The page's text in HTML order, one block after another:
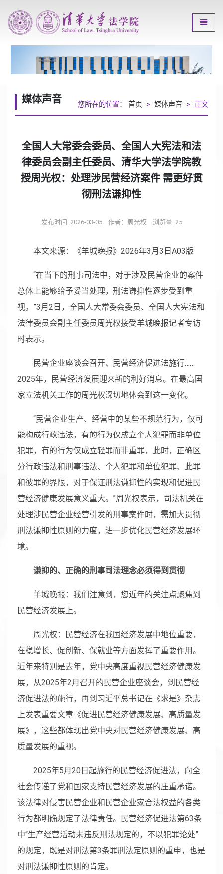
媒体声音 您所在的位置： 首页 > 媒体声音 > 正文
全国人大常委会委员、全国人大宪法和法
律委员会副主任委员、清华大学法学院教
授周光权：处理涉民营经济案件 需更好贯
彻刑法谦抑性
发布时间: 2026-03-05 作者：周光权 浏览量: 25
本文来源：《羊城晚报》2026年3月3日A03版
“在当下的刑事司法中，对于涉及民营企业的案件
总体上能够给予妥当处理，刑法谦抑性逐步受到重
视。”3月2日，全国人大常委会委员、全国人大宪法和
法律委员会副主任委员周光权接受羊城晚报记者专访
时表示。
民营企业座谈会召开、民营经济促进法施行……
2025年，民营经济发展迎来新的利好消息。在最高国
家立法机关工作的周光权深切地体会到这一变化。
“民营企业生产、经营中的某些不规范行为，仅可
能构成行政违法，有的行为仅成立个人犯罪而非单位
犯罪，有的行为仅成立轻罪而非重罪，此时，正确区
分行政违法和刑事违法、个人犯罪和单位犯罪、此罪
和彼罪的界限，对于保证刑法谦抑性的实现和促进民
营经济健康发展意义重大。”周光权表示，司法机关在
处理涉民营企业经营引发的刑事案件时，需加大贯彻
刑法谦抑性原则的力度，进一步优化民营经济发展环
境。
谦抑的、正确的刑事司法理念必须得到贯彻
羊城晚报：我们注意到，您近年的关注点聚焦到
民营经济发展上。
周光权：民营经济在我国经济发展中地位重要，
在稳增长、促创新、保就业等方面发挥了重要作用。
近年来特别是去年，党中央高度重视民营经济健康发
展，从2025年2月召开的民营企业座谈会，到民营经
济促进法的施行，再到习近平总书记在《求是》杂志
上发表重要文章《促进民营经济健康发展、高质量发
展》，这些都体现出党中央对民营经济健康发展、高
质量发展的重视。
2025年5月20日起施行的民营经济促进法，向全
社会传递了党和国家支持民营经济发展的庄重承诺。
该法律对侵害民营企业和民营企业家合法权益的各类
行为都明确规定了法律责任。民营经济促进法第63条
中“生产经营活动未违反刑法规定的，不以犯罪论处”
的规定，既是对刑法第3条罪刑法定原则的重申，也是
对刑法谦抑性原则的肯定。